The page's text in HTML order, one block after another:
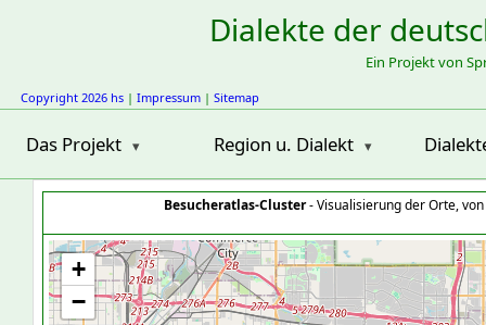
Dialekte der
Ein Projekt von
Copyright 2026 hs | Impressum | Sitemap
Das Projekt Region u. Dialekt
Besucheratlas-Cluster- Visualisierung der Orte,
+
−